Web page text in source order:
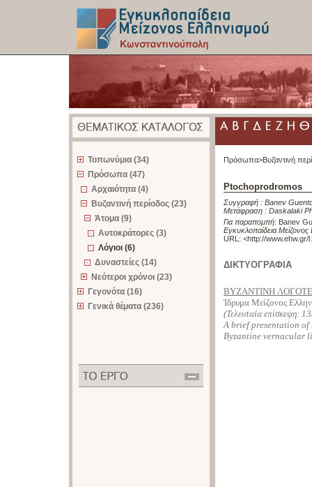
Τοπωνύμια (34)
Πρόσωπα (47)
Αρχαιότητα (4)
Βυζαντινή περίοδος (23)
Άτομα (9)
Αυτοκράτορες (3)
Λόγιοι (6)
Δυναστείες (14)
Νεότεροι χρόνοι (23)
Γεγονότα (16)
Γενικά θέματα (236)
Πρόσωπα>Βυζαντινή
Ptochoprodromos
Συγγραφή : Banev
Μετάφραση : Daskalaki
Για παραπομπή: Banev
Εγκυκλοπαίδεια
URL: <http://www.ehw.gr/
ΔΙΚΤΥΟΓΡΑΦΙΑ
BYZANTINH
Ίδρυμα Μείζονος
(Τελευταία επίσκεψη:
A brief presentation of
Byzantine vernacular